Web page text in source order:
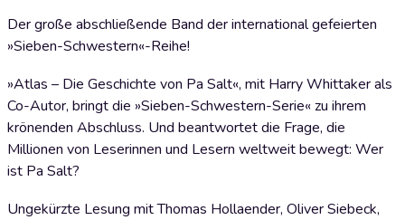
Der große abschließende Band der international gefeierten
»Sieben-Schwestern«-Reihe!
»Atlas – Die Geschichte von Pa Salt«, mit Harry Whittaker als
Co-Autor, bringt die »Sieben-Schwestern-Serie« zu ihrem
krönenden Abschluss. Und beantwortet die Frage, die
Millionen von Leserinnen und Lesern weltweit bewegt: Wer
ist Pa Salt?
Ungekürzte Lesung mit Thomas Hollaender, Oliver Siebeck,